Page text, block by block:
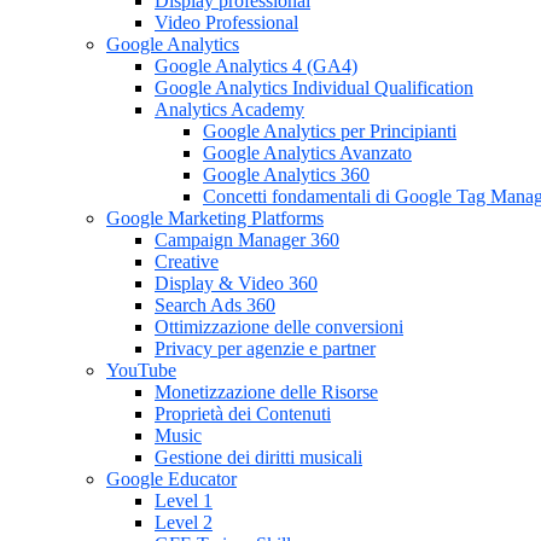
Video Professional
Google Analytics
Google Analytics 4 (GA4)
Google Analytics Individual Qualification
Analytics Academy
Google Analytics per Principianti
Google Analytics Avanzato
Google Analytics 360
Concetti fondamentali di Google Tag
Google Marketing Platforms
Campaign Manager 360
Creative
Display & Video 360
Search Ads 360
Ottimizzazione delle conversioni
Privacy per agenzie e partner
YouTube
Monetizzazione delle Risorse
Proprietà dei Contenuti
Music
Gestione dei diritti musicali
Google Educator
Level 1
Level 2